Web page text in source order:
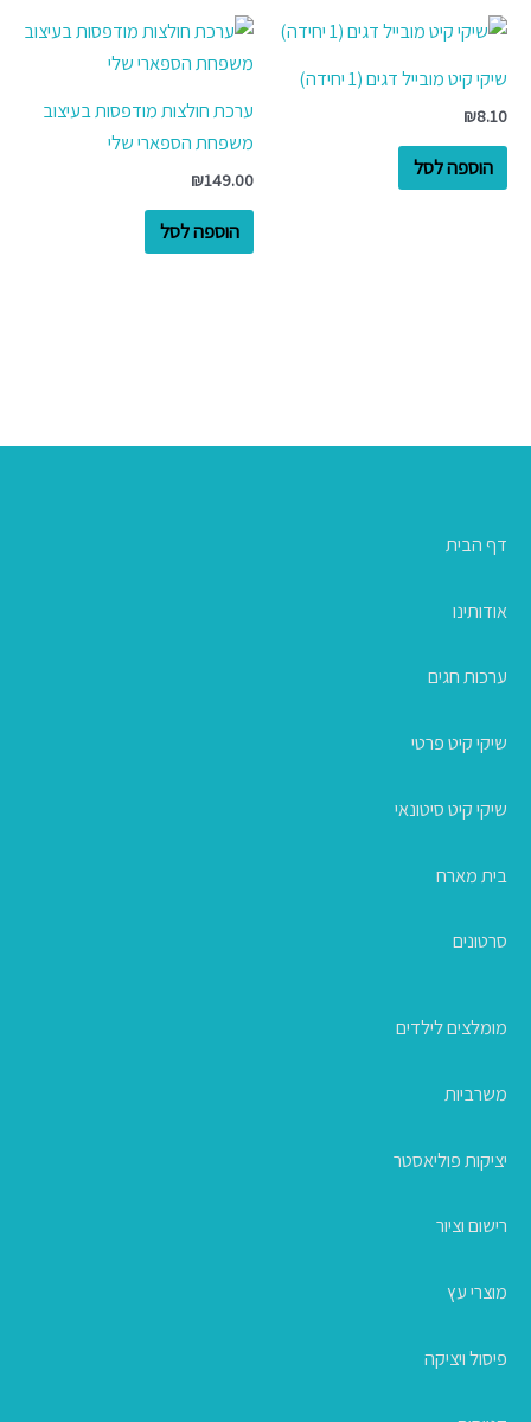
את
בעמוד
האפשרויות
המוצר
שיקי קיט מובייל דגים (1 יחידה)
₪8.10
הוספה לסל
ערכת חולצות מודפסות בעיצוב
משפחת הספארי שלי
₪149.00
הוספה לסל
דף הבית
אודותינו
ערכות חגים
שיקי קיט פרטי
שיקי קיט סיטונאי
בית מארח
סרטונים
מומלצים לילדים
משרביות
יציקות פוליאסטר
רישום וציור
מוצרי עץ
פיסול ויציקה